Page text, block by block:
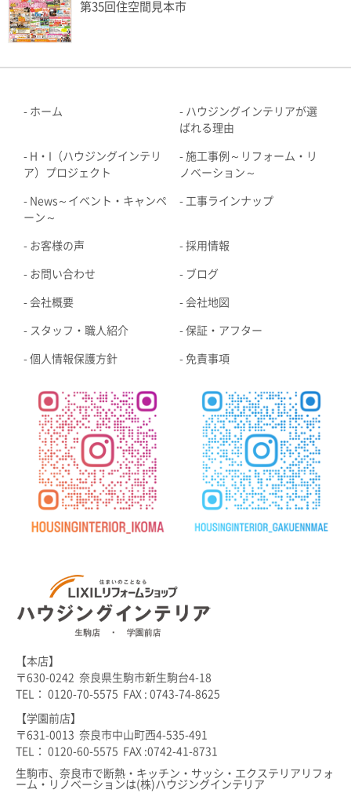
第35回住空間見本市
ホーム
ハウジングインテリアが選
ばれる理由
H・I（ハウジングインテリ
ア）プロジェクト
施工事例～リフォーム・リ
ノベーション～
News～イベント・キャンペ
ーン～
工事ラインナップ
お客様の声 採用情報
お問い合わせ ブログ
会社概要 会社地図
スタッフ・職人紹介 保証・アフター
個人情報保護方針 免責事項
【本店】
〒630-0242 奈良県生駒市新生駒台4-18
TEL： 0120-70-5575 FAX : 0743-74-8625
【学園前店】
〒631-0013 奈良市中山町西4-535-491
TEL： 0120-60-5575 FAX :0742-41-8731
生駒市、奈良市で断熱・キッチン・サッシ・エクステリアリフォ
ーム・リノベーションは(株)ハウジングインテリア